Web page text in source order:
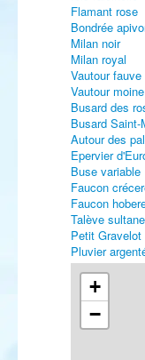
Flamant rose
Bondrée
Milan noir
Milan royal
Vautour fauve
Vautour moine
Busard des
Busard Saint-
Autour des
Epervier
Buse variable
Faucon
Faucon
Talève sultane
Petit Gravelot
Pluvier
Bécasseau
Bécasseau
Bécassine
Chevalier
Chevalier
+
−